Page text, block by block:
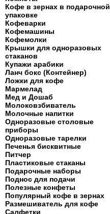
Кофе в зернах в подарочной
упаковке
Кофеварки
Кофемашины
Кофемолки
Крышки для одноразовых
стаканов
Купажи арабики
Ланч бокс (Контейнер)
Ложки для кофе
Мармелад
Мед и Дошаб
Молоковзбиватель
Молочные напитки
Одноразовые столовые
приборы
Одноразовые тарелки
Печенья бисквитные
Питчер
Пластиковые стаканы
Подарочные наборы
Поднос для подачи
Полезные конфеты
Популярный кофе в зернах
Размешиватель для кофе
Салфетки